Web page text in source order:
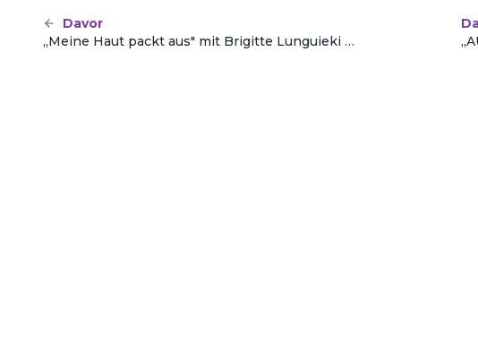
Davor
„Meine Haut packt aus" mit Brigitte Lunguieki Malungo